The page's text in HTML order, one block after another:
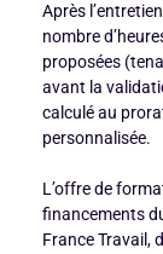
Après
nombre
proposées
avant la
calculé au
personnalisée.
L’offre de
financements
France Travail,